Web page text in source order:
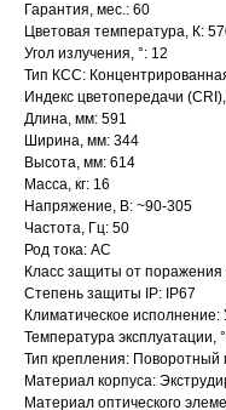
Гарантия, мес.: 60
Цветовая температура, К:
Угол излучения, °: 12
Тип КСС:
Индекс цветопередачи
Длина, мм: 591
Ширина, мм: 344
Высота, мм: 614
Масса, кг: 16
Напряжение, В: ~90-305
Частота, Гц: 50
Род тока: AC
Класс защиты от поражения
Степень защиты IP: IP67
Климатическое
Температура эксплуатации,
Тип крепления: Поворотный
Материал корпуса:
Материал оптического